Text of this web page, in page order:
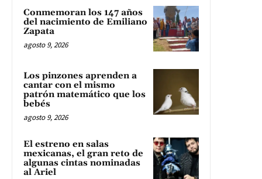
Conmemoran los 147 años
del nacimiento de Emiliano
Zapata
agosto 9, 2026
Los pinzones aprenden a
cantar con el mismo
patrón matemático que los
bebés
agosto 9, 2026
El estreno en salas
mexicanas, el gran reto de
algunas cintas nominadas
al Ariel